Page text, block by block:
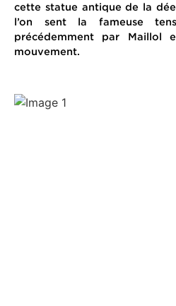
cette statue antique de la
l’on sent la fameuse
précédemment par Maillol
mouvement.